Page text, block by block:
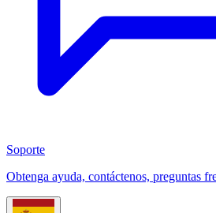
Soporte
Obtenga ayuda, contáctenos, preguntas